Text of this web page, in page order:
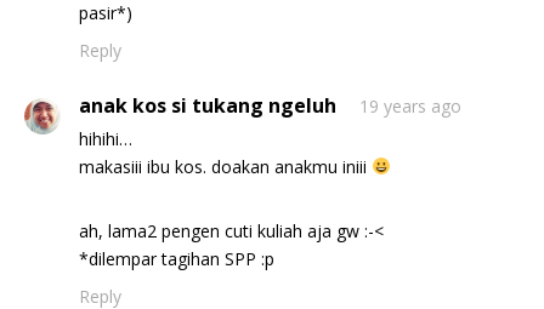
pasir*)
Reply
anak kos si tukang ngeluh
19 years ago
hihihi…
makasiii ibu kos. doakan anakmu iniii
ah, lama2 pengen cuti kuliah aja gw :-<
*dilempar tagihan SPP :p
Reply